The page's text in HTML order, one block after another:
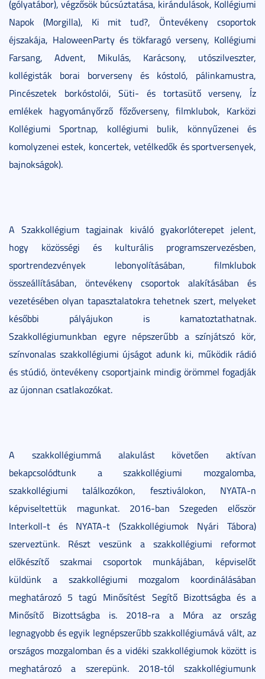
(gólyatábor), végzősök búcsúztatása, kirándulások, Kollégiumi
Napok (Morgilla), Ki mit tud?, Öntevékeny csoportok
éjszakája, HaloweenParty és tökfaragó verseny, Kollégiumi
Farsang, Advent, Mikulás, Karácsony, utószilveszter,
kollégisták borai borverseny és kóstoló, pálinkamustra,
Pincészetek borkóstolói, Süti- és tortasütő verseny, Íz
emlékek hagyományőrző főzőverseny, filmklubok, Karközi
Kollégiumi Sportnap, kollégiumi bulik, könnyűzenei és
komolyzenei estek, koncertek, vetélkedők és sportversenyek,
bajnokságok).
A Szakkollégium tagjainak kiváló gyakorlóterepet jelent,
hogy közösségi és kulturális programszervezésben,
sportrendezvények lebonyolításában, filmklubok
összeállításában, öntevékeny csoportok alakításában és
vezetésében olyan tapasztalatokra tehetnek szert, melyeket
későbbi pályájukon is kamatoztathatnak.
Szakkollégiumunkban egyre népszerűbb a színjátszó kör,
színvonalas szakkollégiumi újságot adunk ki, működik rádió
és stúdió, öntevékeny csoportjaink mindig örömmel fogadják
az újonnan csatlakozókat.
A szakkollégiummá alakulást követően aktívan
bekapcsolódtunk a szakkollégiumi mozgalomba,
szakkollégiumi találkozókon, fesztiválokon, NYATA-n
képviseltettük magunkat. 2016-ban Szegeden először
Interkoll-t és NYATA-t (Szakkollégiumok Nyári Tábora)
szerveztünk. Részt veszünk a szakkollégiumi reformot
előkészítő szakmai csoportok munkájában, képviselőt
küldünk a szakkollégiumi mozgalom koordinálásában
meghatározó 5 tagú Minősítést Segítő Bizottságba és a
Minősítő Bizottságba is. 2018-ra a Móra az ország
legnagyobb és egyik legnépszerűbb szakkollégiumává vált, az
országos mozgalomban és a vidéki szakkollégiumok között is
meghatározó a szerepünk. 2018-tól szakkollégiumunk